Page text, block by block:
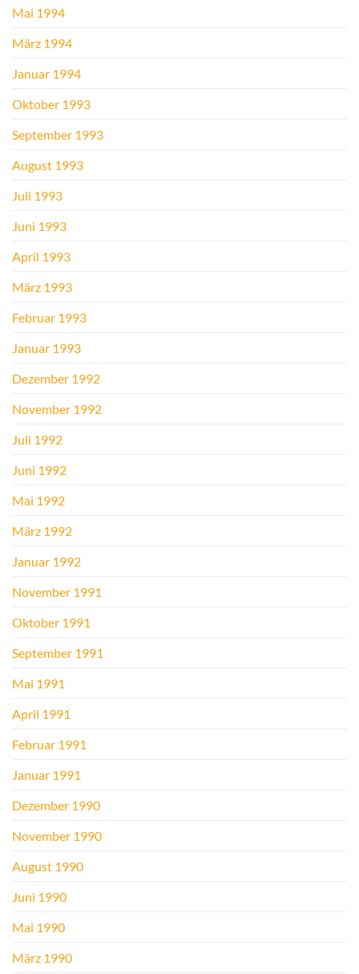
Mai 1994
März 1994
Januar 1994
Oktober 1993
September 1993
August 1993
Juli 1993
Juni 1993
April 1993
März 1993
Februar 1993
Januar 1993
Dezember 1992
November 1992
Juli 1992
Juni 1992
Mai 1992
März 1992
Januar 1992
November 1991
Oktober 1991
September 1991
Mai 1991
April 1991
Februar 1991
Januar 1991
Dezember 1990
November 1990
August 1990
Juni 1990
Mai 1990
März 1990